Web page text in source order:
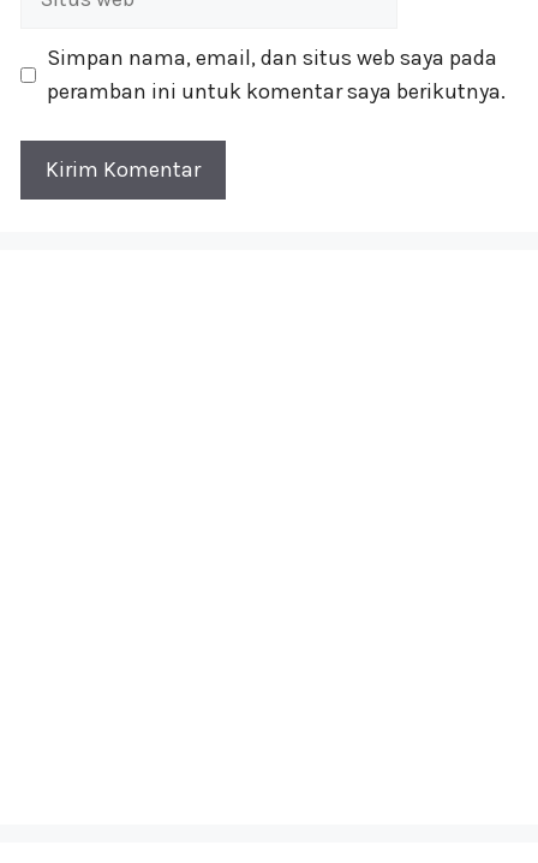
Simpan nama, email, dan situs web saya pada
peramban ini untuk komentar saya berikutnya.